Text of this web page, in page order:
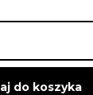
do koszyka